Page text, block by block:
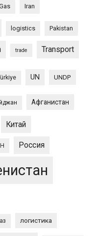
Iran
logistics Pakistan
trade Transport
UN UNDP
Афганистан
Китай
Россия
логистика